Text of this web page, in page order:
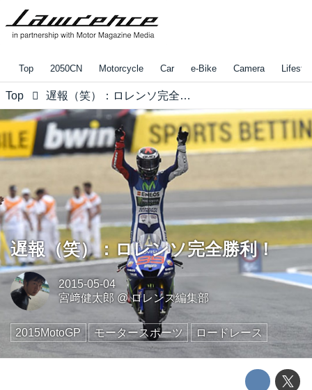
Top 2050CN Motorcycle Car e-Bike Camera
Top 遅報（笑）：ロレンソ完全勝利！
遅報（笑）：ロレンソ完全勝利！
2015-05-04
宮﨑健太郎 @ロレンス編集部
2015MotoGP モータースポーツ ロードレース